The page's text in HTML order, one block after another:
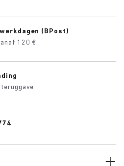
(BPost)
120 €